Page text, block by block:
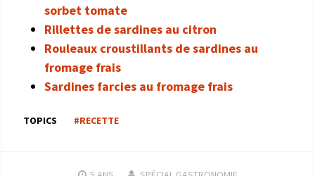
sorbet tomate
Rillettes de sardines au citron
Rouleaux croustillants de sardines au
fromage frais
Sardines farcies au fromage frais
TOPICS #RECETTE